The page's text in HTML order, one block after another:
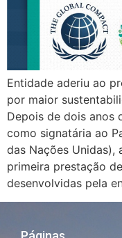
Entidade aderiu ao
por maior
Depois de dois anos
como signatária ao
das Nações Unidas),
primeira prestação
desenvolvidas pela